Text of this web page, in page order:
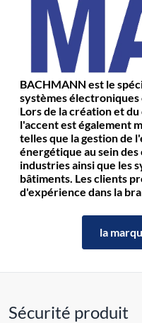
BACHMANN est le
systèmes électroniques
Lors de la création et
l'accent est également
telles que la gestion de
énergétique au sein
industries ainsi que les
bâtiments. Les clients
d'expérience dans la
la
Sécurité produit